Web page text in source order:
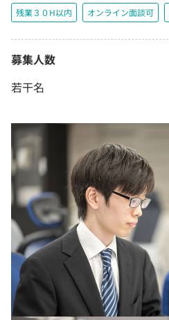
残業３０H以内 オンライン面談可
募集人数
若干名